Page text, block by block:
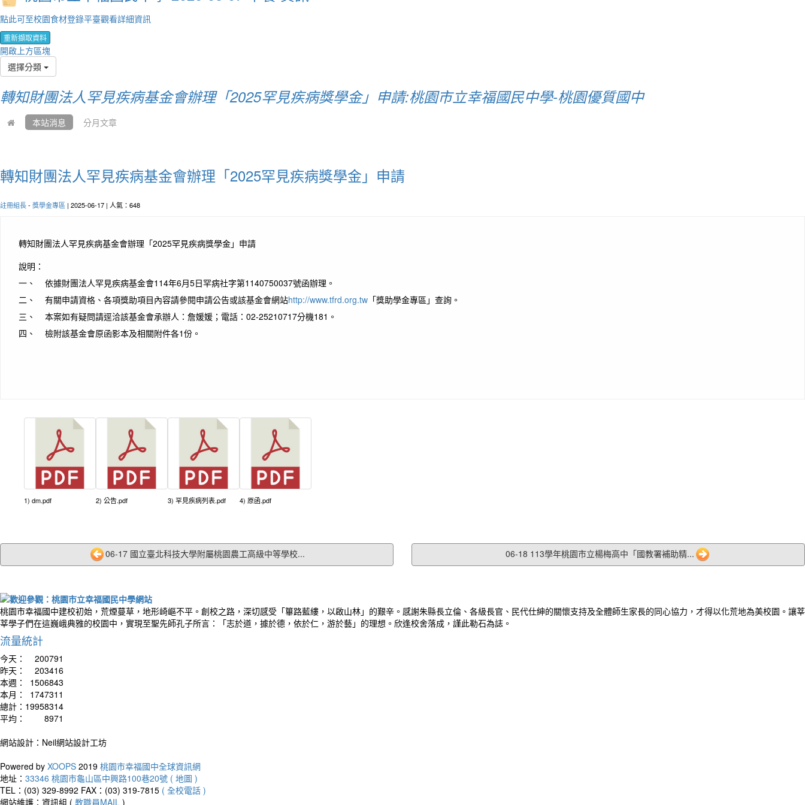
點此可至校園食材登錄平臺觀看詳細資訊
重新擷取資料
開啟上方區塊
選擇分類
轉知財團法人罕見疾病基金會辦理「2025罕見疾病獎學金」申請:桃園市立幸福國民中學-桃園優質國中
本站消息 分月文章
轉知財團法人罕見疾病基金會辦理「2025罕見疾病獎學金」申請
註冊組長- 獎學金專區 | 2025-06-17 | 人氣：648
轉知財團法人罕見疾病基金會辦理「2025罕見疾病獎學金」申請
說明：
一、 依據財團法人罕見疾病基金會114年6月5日罕病社字第1140750037號函辦理。
二、 有關申請資格、各項獎助項目內容請參閱申請公告或該基金會網站http://www.tfrd.org.tw 「獎助學金專區」查詢。
三、 本案如有疑問請逕洽該基金會承辦人：詹媛媛；電話：02-25210717分機181。
四、 檢附該基金會原函影本及相關附件各1份。
1) dm.pdf 2) 公告.pdf 3) 罕見疾病列表.pdf 4) 原函.pdf
06-17 國立臺北科技大學附屬桃園農工高級中等學校... 06-18 113學年桃園市立楊梅高中「國教署補助精...
桃園市幸福國中建校初始，荒煙蔓草，地形崎嶇不平。創校之路，深切感受「篳路藍縷，以啟山林」的艱辛。感謝朱縣長立倫、各級長官、民代仕紳的關懷支持及全體師生家長的同心協力，才得以化荒地為美校園。讓莘
莘學子們在這巍峨典雅的校園中，實現至聖先師孔子所言：「志於道，據於德，依於仁，游於藝」的理想。欣逢校舍落成，謹此勒石為誌。
流量統計
今天：
200791
昨天：
203416
本週：
1506843
本月：
1747311
總計： 19958314
平均：
8971
網站設計：Neil網站設計工坊
Powered by XOOPS 2019 桃園市幸福國中全球資訊網
地址： 33346 桃園市龜山區中興路100巷20號 ( 地圖 )
TEL：(03) 329-8992 FAX：(03) 319-7815 ( 全校電話 )
網站維護：資訊組 ( 教職員MAIL )